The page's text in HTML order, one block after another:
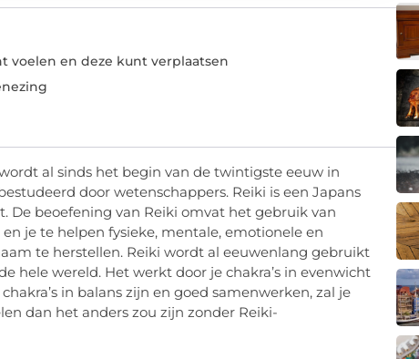
voelen en deze kunt verplaatsen
al sinds het begin van de twintigste eeuw in
door wetenschappers. Reiki is een Japans
De beoefening van Reiki omvat het gebruik van
je te helpen fysieke, mentale, emotionele en
te herstellen. Reiki wordt al eeuwenlang gebruikt
hele wereld. Het werkt door je chakra’s in evenwicht
in balans zijn en goed samenwerken, zal je
dan het anders zou zijn zonder Reiki-